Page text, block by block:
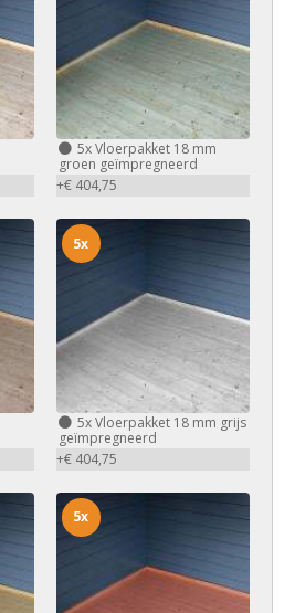
5xVloerpakket 18 mm
groen geïmpregneerd
+€ 404,75
5xVloerpakket 18 mm grijs
geïmpregneerd
+€ 404,75
5x
5x